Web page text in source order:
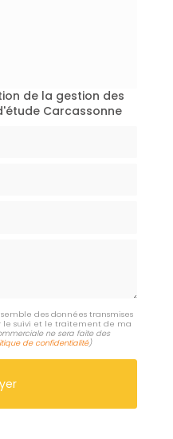
de la gestion des
Carcassonne
des données transmises
suivi et le traitement de ma
ne sera faite des
de confidentialité)